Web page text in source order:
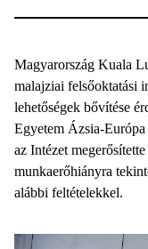
Magyarország Kuala
malajziai felsőoktatási
lehetőségek bővítése
Egyetem Ázsia-Európa
az Intézet
munkaerőhiányra
alábbi feltételekkel.